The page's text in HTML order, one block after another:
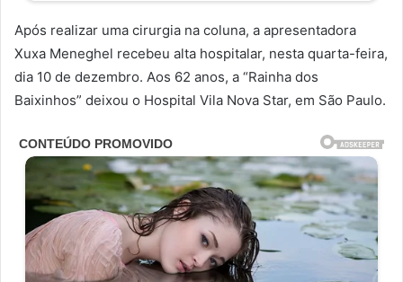
Após realizar uma cirurgia na coluna, a apresentadora
Xuxa Meneghel recebeu alta hospitalar, nesta quarta-feira,
dia 10 de dezembro. Aos 62 anos, a “Rainha dos
Baixinhos” deixou o Hospital Vila Nova Star, em São Paulo.